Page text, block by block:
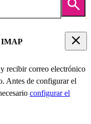
IMAP
recibir correo electrónico
Antes de configurar el
configurar el